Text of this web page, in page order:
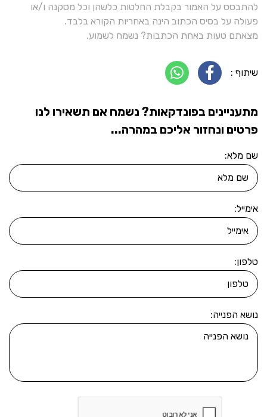
להתבסס על האמור בקבלת החלטות כלשהן וכל מסקנה ו/או
פעולה על בסיס הכתוב הינה באחריות הקורא בלבד.
מצאתם טעות באחת הכתבות? נשמח לשמוע.
שיתוף :
מתעניינים בפונדקאות? נשמח אם תשאירו לנו
פרטים ונחזור אליכם במהרה...
שם מלא:
אימייל:
טלפון:
נושא הפנייה: